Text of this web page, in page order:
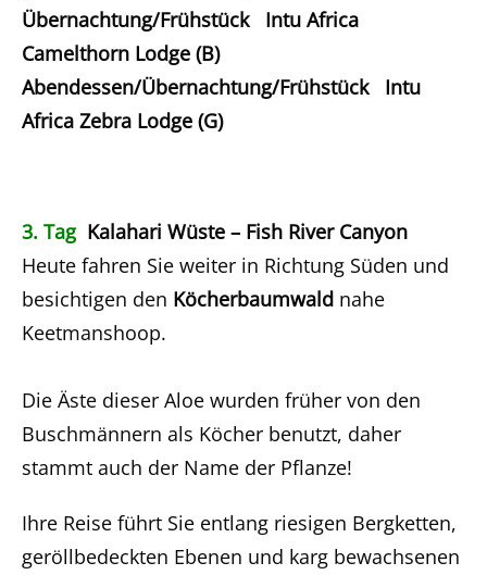
Übernachtung/Frühstück Intu Africa
Camelthorn Lodge (B)
Abendessen/Übernachtung/Frühstück Intu
Africa Zebra Lodge (G)
3. TagKalahari Wüste – Fish River Canyon
Heute fahren Sie weiter in Richtung Süden und
besichtigen den Köcherbaumwald nahe
Keetmanshoop.
Die Äste dieser Aloe wurden früher von den
Buschmännern als Köcher benutzt, daher
stammt auch der Name der Pflanze!
Ihre Reise führt Sie entlang riesigen Bergketten,
geröllbedeckten Ebenen und karg bewachsenen